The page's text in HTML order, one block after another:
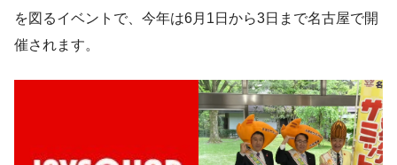
を図るイベントで、今年は6月1日から3日まで名古屋で開
催されます。